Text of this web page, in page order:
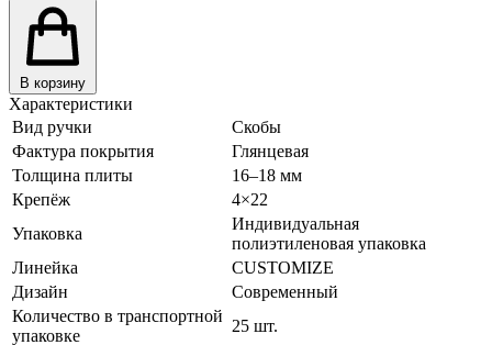
В корзину
Характеристики
Вид ручки
Скобы
Фактура покрытия
Глянцевая
Толщина плиты
16–18 мм
Крепёж
4×22
Упаковка
Индивидуальная
полиэтиленовая упаковка
Линейка
CUSTOMIZE
Дизайн
Современный
Количество в транспортной
упаковке
25 шт.